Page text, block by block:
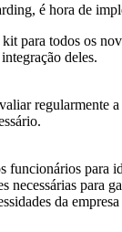
é hora de
para todos os
deles.
regularmente
funcionários para
necessárias para
da